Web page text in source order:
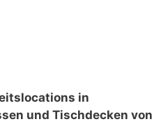
in
und Tischdecken von